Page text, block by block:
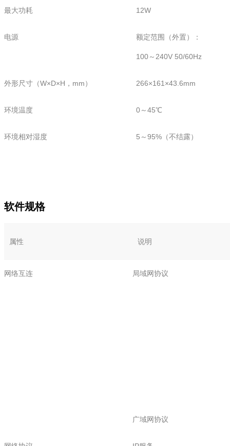
最大功耗 12W
电源 额定范围（外置）：
100～240V 50/60Hz
外形尺寸（W×D×H，mm） 266×161×43.6mm
环境温度 0～45℃
环境相对湿度 5～95%（不结露）
软件规格
属性 说明
网络互连 局域网协议
广域网协议